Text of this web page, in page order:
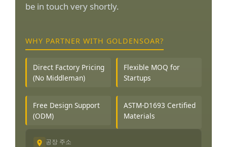
be in touch very shortly.
WHY PARTNER WITH GOLDENSOAR?
Direct Factory Pricing
(No Middleman)
Flexible MOQ for
Startups
Free Design Support
(ODM)
ASTM-D1693 Certified
Materials
공장 주소